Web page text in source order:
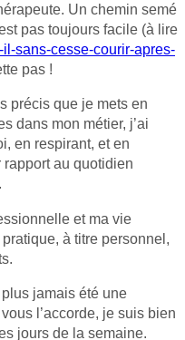
Un chemin semé
pas toujours facile (à lire
sans-cesse-courir-apres-
pas !
précis que je mets en
dans mon métier, j’ai
en respirant, et en
au quotidien
et ma vie
à titre personnel,
jamais été une
l’accorde, je suis bien
jours de la semaine.